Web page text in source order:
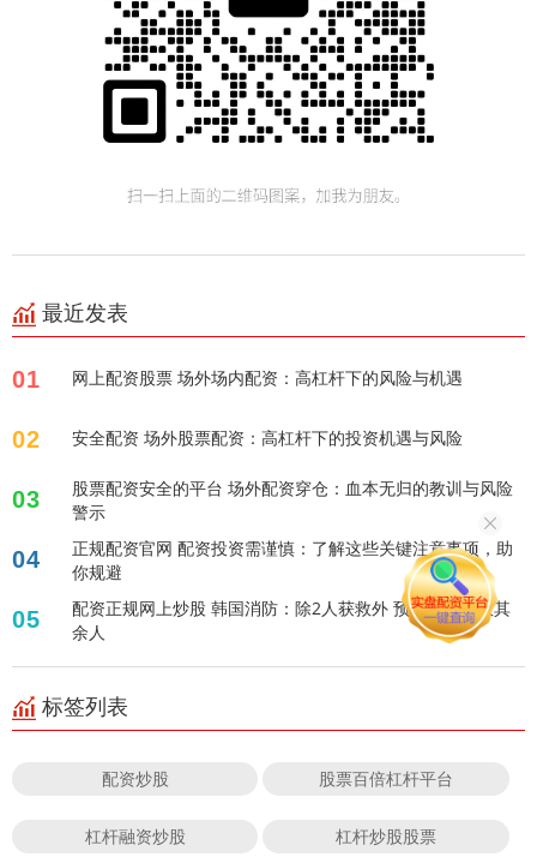
最近发表
01 网上配资股票 场外场内配资：高杠杆下的风险与机遇
02 安全配资 场外股票配资：高杠杆下的投资机遇与风险
03
股票配资安全的平台 场外配资穿仓：血本无归的教训与风险
警示
04
正规配资官网 配资投资需谨慎：了解这些关键注意事项，助
你规避
05
配资正规网上炒股 韩国消防：除2人获救外 预计客机事故其
余人
标签列表
配资炒股 股票百倍杠杆平台
杠杆融资炒股 杠杆炒股股票